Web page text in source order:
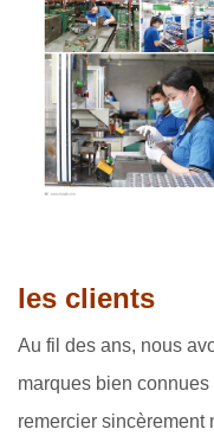
les clients
Au fil des ans, nous
marques bien
remercier sincèrement